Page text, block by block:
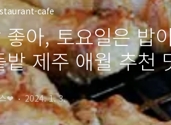
cafe
좋아, 토요일은 밥
밭 제주 애월 추천
❤ 2024. 1. 3.